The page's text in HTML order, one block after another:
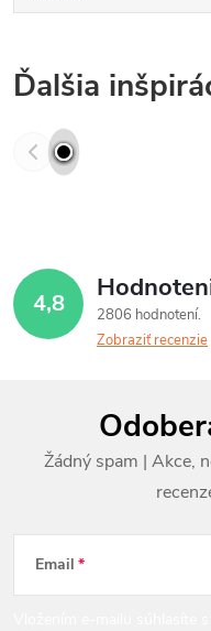
Ďalšia
4,8
2806 hodnotení
Zobraziť recenzie
ä
Email